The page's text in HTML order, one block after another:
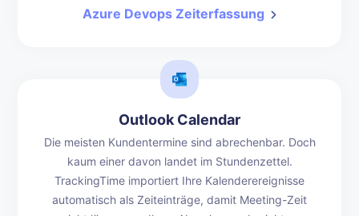
Azure Devops Zeiterfassung
Outlook Calendar
Die meisten Kundentermine sind abrechenbar. Doch
kaum einer davon landet im Stundenzettel.
TrackingTime importiert Ihre Kalenderereignisse
automatisch als Zeiteinträge, damit Meeting-Zeit